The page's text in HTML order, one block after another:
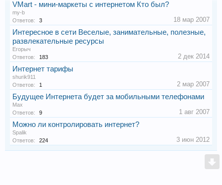
VMart - мини-маркеты с интернетом Кто был?
my-b
Ответов:
3 18 мар 2007
Интересное в сети Веселые, занимательные, полезные,
развлекательные ресурсы
Егорыч
Ответов:
183 2 дек 2014
Интернет тарифы
shurik911
Ответов:
1 2 мар 2007
Будущее Интернета будет за мобильными телефонами
Max
Ответов:
9 1 авг 2007
Можно ли контролировать интернет?
Spalik
Ответов:
224 3 июн 2012